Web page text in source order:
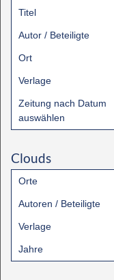
Titel
Autor / Beteiligte
Ort
Verlage
Zeitung nach Datum
auswählen
Clouds
Orte
Autoren / Beteiligte
Verlage
Jahre